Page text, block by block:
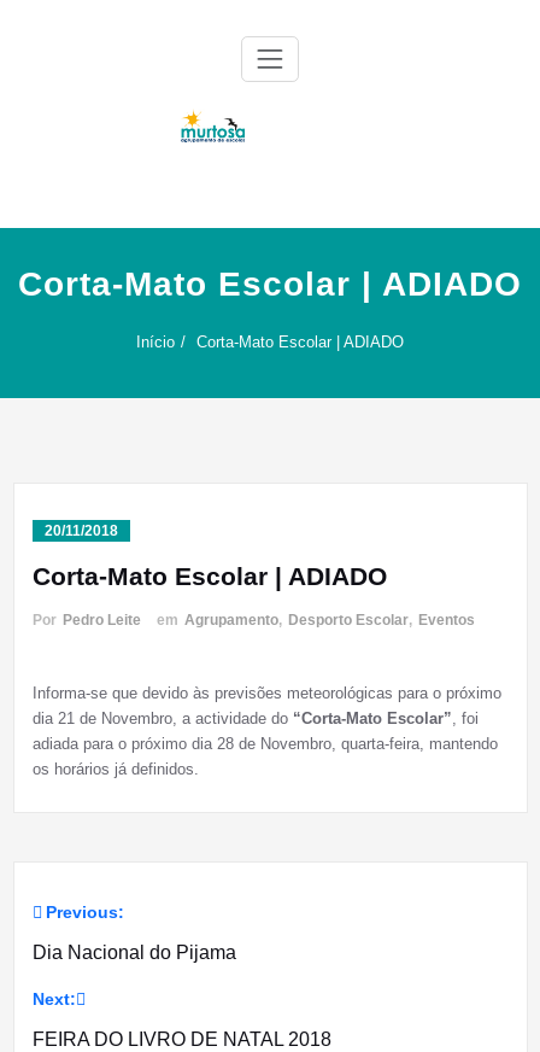
Corta-Mato Escolar | ADIADO
Início Corta-Mato Escolar | ADIADO
20/11/2018
Corta-Mato Escolar | ADIADO
Por Pedro Leite em Agrupamento, Desporto Escolar, Eventos
Informa-se que devido às previsões meteorológicas para o próximo
dia 21 de Novembro, a actividade do “Corta-Mato Escolar”, foi
adiada para o próximo dia 28 de Novembro, quarta-feira, mantendo
os horários já definidos.
Navegação
artigos
Previous:
Dia Nacional do Pijama
Next:
FEIRA DO LIVRO DE NATAL 2018